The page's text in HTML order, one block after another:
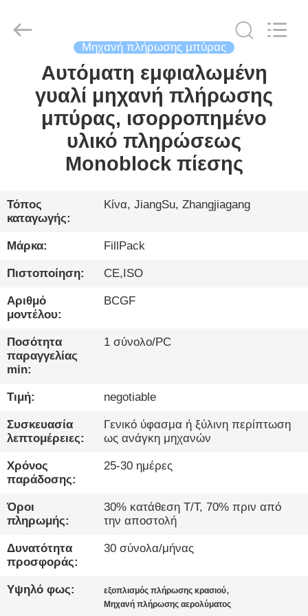
ΣΠΊΤΙ
ΠΡΟΪΌΝΤΑ
ΠΕΡΊΠΟΥ
ΓΎΡΟΣ
ΕΡΓΟΣΤΑΣΊΩΝ
ΠΟΙΟΤΙΚΌΣ
ΈΛΕΓΧΟΣ
ΜΑΣ
ΕΛΆΤΕ
ΣΕ
ΕΠΑΦΉ
ΜΕ
ΝΈΑ
ΜΙΛΉΣΤΕ
ΤΏΡΑ.
SITEMAP
Machinery
Μηχανή πλήρωσης μπύρας
Αυτόματη εμφιαλωμένη
γυαλί μηχανή πλήρωσης
μπύρας, ισορροπημένο
υλικό πληρώσεως
Monoblock πίεσης
Τόπος
καταγωγής:
Κίνα, JiangSu, Zhangjiagang
Μάρκα: FillPack
Πιστοποίηση: CE,ISO
Αριθμό
μοντέλου:
BCGF
Ποσότητα
παραγγελίας
min:
1 σύνολο/PC
Τιμή: negotiable
Συσκευασία
λεπτομέρειες:
Γενικό ύφασμα ή ξύλινη περίπτωση
ως ανάγκη μηχανών
Χρόνος
παράδοσης:
25-30 ημέρες
Όροι
πληρωμής:
30% κατάθεση T/T, 70% πριν από
την αποστολή
Δυνατότητα
προσφοράς:
30 σύνολα/μήνας
Υψηλό φως: εξοπλισμός πλήρωσης κρασιού,
Μηχανή πλήρωσης αερολύματος